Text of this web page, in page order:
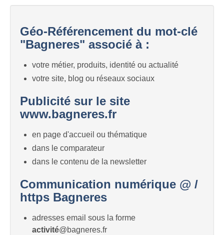
Géo-Référencement du mot-clé
"Bagneres" associé à :
votre métier, produits, identité ou actualité
votre site, blog ou réseaux sociaux
Publicité sur le site
www.bagneres.fr
en page d'accueil ou thématique
dans le comparateur
dans le contenu de la newsletter
Communication numérique @ /
https Bagneres
adresses email sous la forme
activité@bagneres.fr